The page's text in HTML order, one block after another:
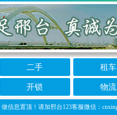
二手 租车
开锁 物流
置顶！请加邢台123客服微信：cnxingtai